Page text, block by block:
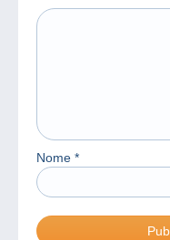
Nome *